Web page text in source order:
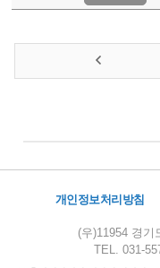
개인정보처리방침
(우)11954 경기
TEL. 031-